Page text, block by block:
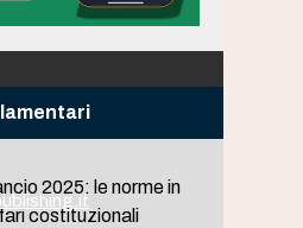
2025: le norme in
costituzionali